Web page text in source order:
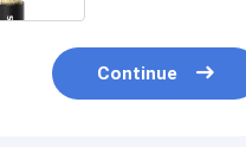
Continue